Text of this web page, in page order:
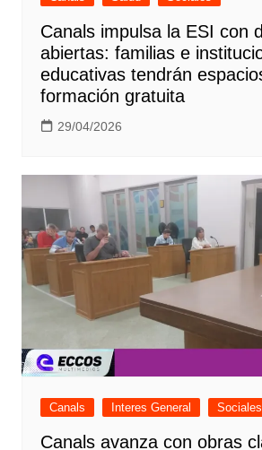
Canals impulsa la ESI con
abiertas: familias e
educativas tendrán
formación gratuita
29/04/2026
Canals Interes General Sociales
Canals avanza con obras